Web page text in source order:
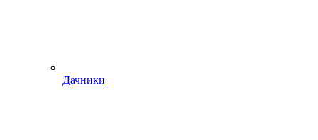
Дачники